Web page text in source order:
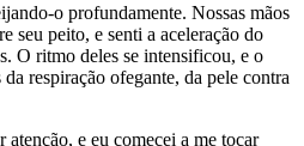
o profundamente. Nossas mãos
seu peito, e senti a aceleração do
O ritmo deles se intensificou, e o
respiração ofegante, da pele contra
e eu comecei a me tocar